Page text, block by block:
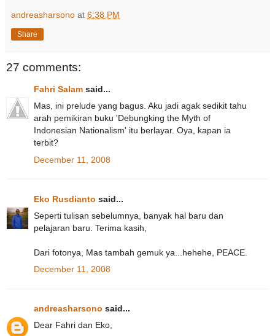
andreasharsono at 6:38 PM
Share
27 comments:
Fahri Salam said...
Mas, ini prelude yang bagus. Aku jadi agak sedikit tahu
arah pemikiran buku 'Debungking the Myth of
Indonesian Nationalism' itu berlayar. Oya, kapan ia
terbit?
December 11, 2008
Eko Rusdianto said...
Seperti tulisan sebelumnya, banyak hal baru dan
pelajaran baru. Terima kasih,
Dari fotonya, Mas tambah gemuk ya...hehehe, PEACE.
December 11, 2008
andreasharsono said...
Dear Fahri dan Eko,